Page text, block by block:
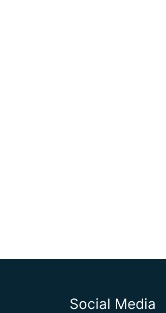
Social Media